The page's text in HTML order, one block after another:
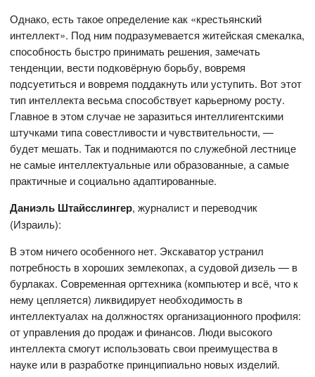
Однако, есть такое определение как «крестьянский
интеллект». Под ним подразумевается житейская смекалка,
способность быстро принимать решения, замечать
тенденции, вести подковёрную борьбу, вовремя
подсуетиться и вовремя поддакнуть или уступить. Вот этот
тип интеллекта весьма способствует карьерному росту.
Главное в этом случае не заразиться интеллигентскими
штучками типа совестливости и чувствительности, —
будет мешать. Так и поднимаются по служебной лестнице
не самые интеллектуальные или образованные, а самые
практичные и социально адаптированные.
Даниэль Штайсслингер, журналист и переводчик
(Израиль):
В этом ничего особенного нет. Экскаватор устранил
потребность в хороших землекопах, а судовой дизель — в
бурлаках. Современная оргтехника (компьютер и всё, что к
нему цепляется) ликвидирует необходимость в
интеллектуалах на должностях организационного профиля:
от управления до продаж и финансов. Люди высокого
интеллекта смогут использовать свои преимущества в
науке или в разработке принципиально новых изделий.